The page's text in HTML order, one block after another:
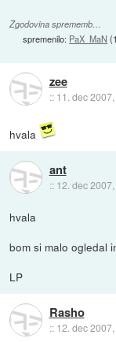
Zgodovina sprememb…
spremenilo: PaX_MaN (
zee
:: 11. dec
hvala
ant
:: 12. dec
hvala
bom si malo ogledal
LP
Rasho
:: 12. dec